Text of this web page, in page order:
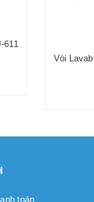
611
Vòi
toán